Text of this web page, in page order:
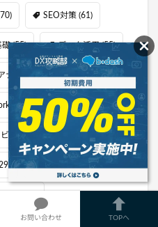
SEO対策 (61)
礎(55) データ活用(55)
ナリティクス(44)
(35) 用語解説 (34)
ビジネスチャット (32)
お問い合わせ TOPへ